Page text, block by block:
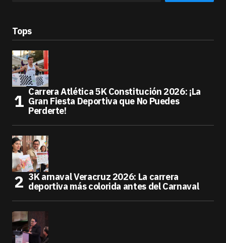
Tops
Carrera Atlética 5K Constitución 2026: ¡La
Gran Fiesta Deportiva que No Puedes
Perderte!
3K arnaval Veracruz 2026: La carrera
deportiva más colorida antes del Carnaval